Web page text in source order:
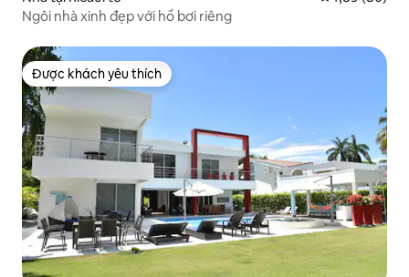
Ngôi nhà xinh đẹp với hồ bơi riêng
Được khách yêu thích
Được khách yêu thích